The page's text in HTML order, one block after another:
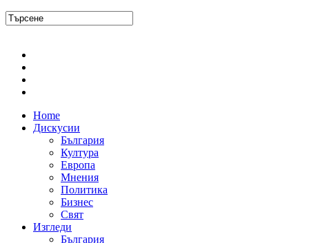
Home
Дискусии
България
Култура
Европа
Мнения
Политика
Бизнес
Свят
Изгледи
България